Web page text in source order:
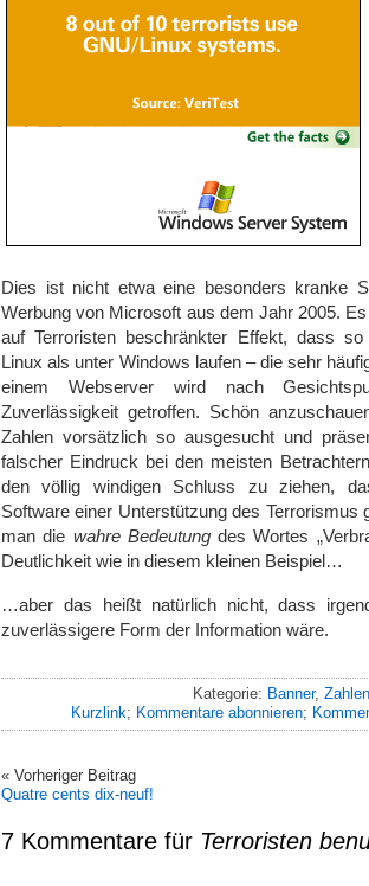
Dies ist nicht etwa eine besonders kranke
Werbung von Microsoft aus dem Jahr 2005.
auf Terroristen beschränkter Effekt, dass
Linux als unter Windows laufen – die sehr
einem Webserver wird nach
Zuverlässigkeit getroffen. Schön
Zahlen vorsätzlich so ausgesucht und
falscher Eindruck bei den meisten
den völlig windigen Schluss zu ziehen,
Software einer Unterstützung des Terrorismus
man die wahre Bedeutungdes Wortes
Deutlichkeit wie in diesem kleinen Beispiel…
…aber das heißt natürlich nicht, dass
zuverlässigere Form der Information wäre.
Kategorie: Banner,
Kurzlink; Kommentare abonnieren;
« Vorheriger Beitrag
Quatre cents dix-neuf!
7 Kommentare für Terroristen